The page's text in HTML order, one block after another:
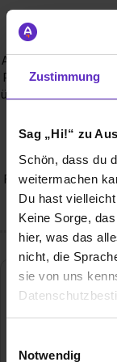
Zustimmung
Sag „Hi!“ zu
Schön, dass du
weitermachen
Du hast
Keine Sorge,
hier, was das
nicht, die
sie von uns
Notwendig
Alle
Rolle spielen und
übernehmen?
Wochen
Kassenabschluss.
Führungsaufgaben